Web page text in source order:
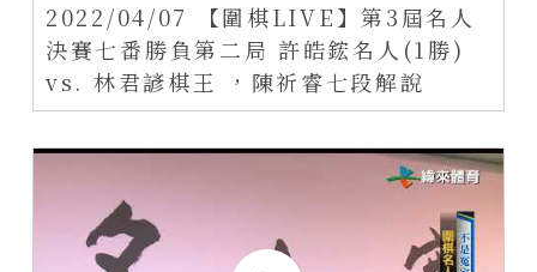
2022/04/07 【圍棋LIVE】第3屆名人
決賽七番勝負第二局 許皓鋐名人(1勝)
vs. 林君諺棋王 ，陳祈睿七段解說